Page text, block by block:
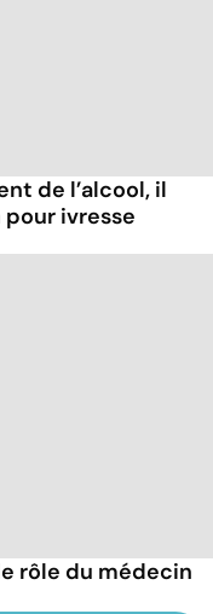
de l’alcool, il
ivresse
rôle du médecin